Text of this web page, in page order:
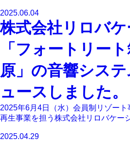
2025.06.04
株式会社リロバ
「フォートリー
原」の音響シス
ュースしました。
2025年6月4日（水）会員制リゾー
再生事業を担う株式会社リロバケー
2025.04.29